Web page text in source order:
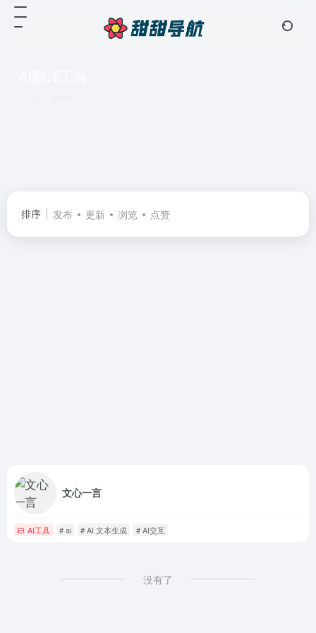
排序 发布 更新 浏览 点赞
文心一言
AI工具 # ai # AI 文本生成 # AI交互
没有了